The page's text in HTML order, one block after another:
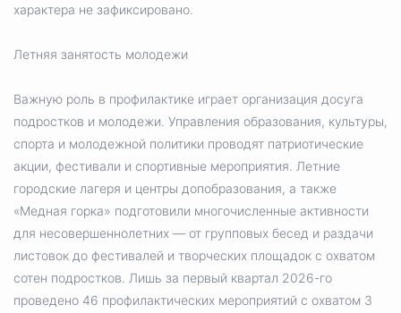
характера не зафиксировано.
Летняя занятость молодежи
Важную роль в профилактике играет организация досуга
подростков и молодежи. Управления образования, культуры,
спорта и молодежной политики проводят патриотические
акции, фестивали и спортивные мероприятия. Летние
городские лагеря и центры допобразования, а также
«Медная горка» подготовили многочисленные активности
для несовершеннолетних — от групповых бесед и раздачи
листовок до фестивалей и творческих площадок с охватом
сотен подростков. Лишь за первый квартал 2026-го
проведено 46 профилактических мероприятий с охватом 3